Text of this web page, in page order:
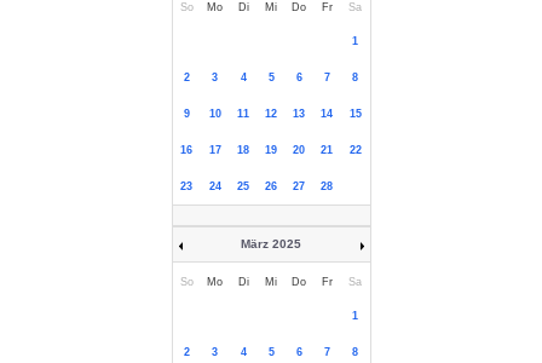
So Mo Di Mi Do Fr Sa
1
2 3 4 5 6 7 8
9 10 11 12 13 14 15
16 17 18 19 20 21 22
23 24 25 26 27 28
März 2025
So Mo Di Mi Do Fr Sa
1
2 3 4 5 6 7 8